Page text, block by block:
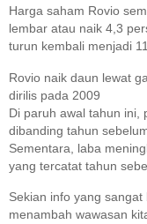
Harga saham Rovio
lembar atau naik 4,3
turun kembali menjadi
Rovio naik daun lewat
dirilis pada 2009
Di paruh awal tahun ini,
dibanding tahun
Sementara, laba
yang tercatat tahun
Sekian info yang
menambah wawasan